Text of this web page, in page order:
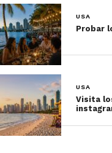
Hoteles en
USA
Probar
USA
Visita